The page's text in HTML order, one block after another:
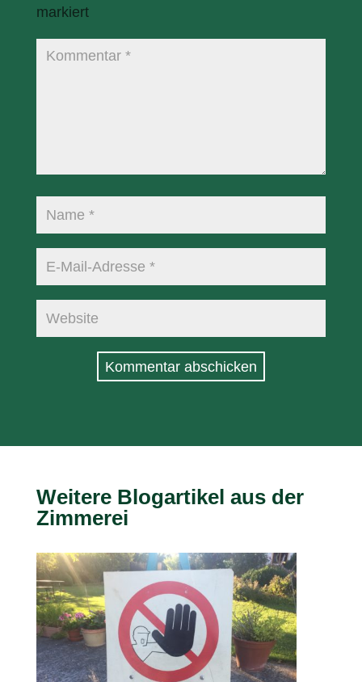
markiert
Kommentar abschicken
Weitere Blogartikel aus der
Zimmerei